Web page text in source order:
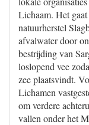
Lichaam. Het
natuurherstel
afvalwater door
bestrijding van
loslopend vee
zee plaatsvindt.
Lichamen
om verdere
vallen onder het